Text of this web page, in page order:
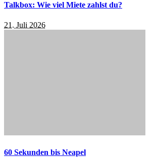
Talkbox: Wie viel Miete zahlst du?
21. Juli 2026
60 Sekunden bis Neapel